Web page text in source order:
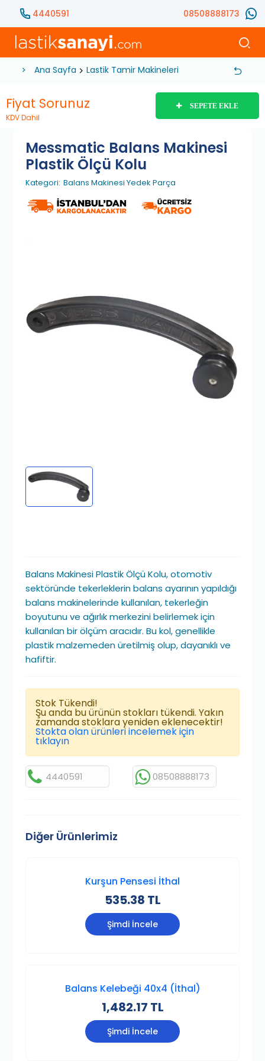
4440591 08508888173
Ana Sayfa Lastik Tamir Makineleri Yedek Parça
Fiyat Sorunuz
KDV Dahil
SEPETE EKLE
Messmatic Balans Makinesi
Plastik Ölçü Kolu
Kategori: Balans Makinesi Yedek Parça
Balans Makinesi Plastik Ölçü Kolu, otomotiv
sektöründe tekerleklerin balans ayarının yapıldığı
balans makinelerinde kullanılan, tekerleğin
boyutunu ve ağırlık merkezini belirlemek için
kullanılan bir ölçüm aracıdır. Bu kol, genellikle
plastik malzemeden üretilmiş olup, dayanıklı ve
hafiftir.
Stok Tükendi!
Şu anda bu ürünün stokları tükendi. Yakın
zamanda stoklara yeniden eklenecektir!
Stokta olan ürünleri incelemek için
tıklayın
4440591 08508888173
Diğer Ürünlerimiz
Kurşun Pensesi İthal
535.38 TL
Şimdi İncele
Balans Kelebeği 40x4 (İthal)
1,482.17 TL
Şimdi İncele